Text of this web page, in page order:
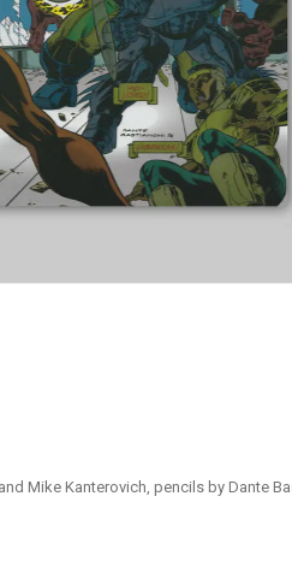
Mike Kanterovich, pencils by Dante